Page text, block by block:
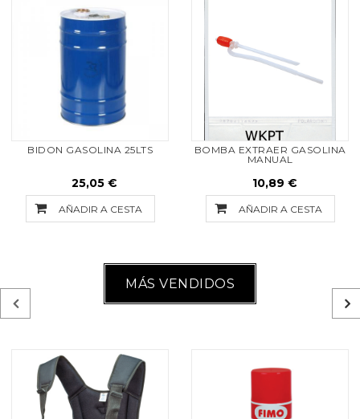
BIDON GASOLINA 25LTS
25,05 €
AÑADIR A CESTA
BOMBA EXTRAER GASOLINA
MANUAL
10,89 €
AÑADIR A CESTA
MÁS VENDIDOS